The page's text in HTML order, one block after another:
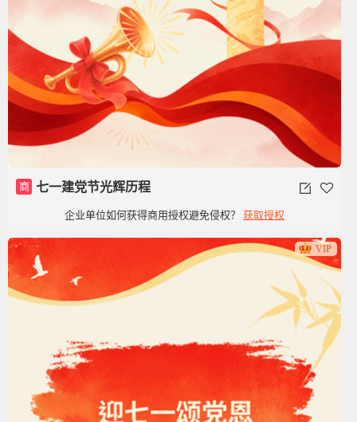
商 七一建党节光辉历程
企业单位如何获得商用授权避免侵权？ 获取授权
VIP